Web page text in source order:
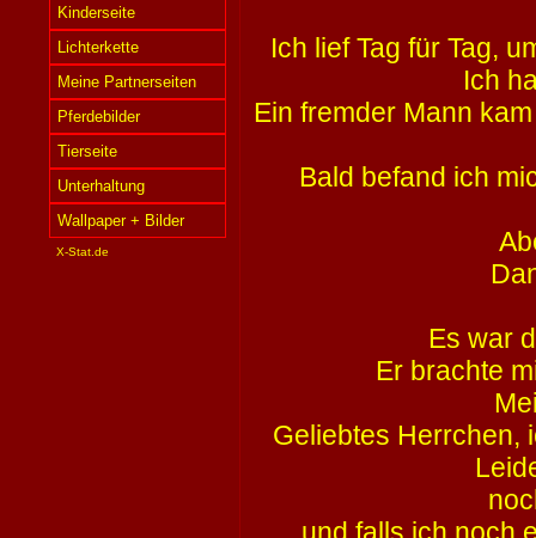
Kinderseite
Lichterkette
Meine Partnerseiten
Pferdebilder
Tierseite
Unterhaltung
Wallpaper + Bilder
X-Stat.de
Ich lief Tag für Tag,
Ich
Ein fremder Mann
Bald befand ich
Es war
Er brachte
Geliebtes Herrchen,
und falls ich noch